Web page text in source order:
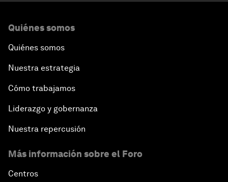
Quiénes somos
Quiénes somos
Nuestra estrategia
Cómo trabajamos
Liderazgo y gobernanza
Nuestra repercusión
Más información sobre el Foro
Centros